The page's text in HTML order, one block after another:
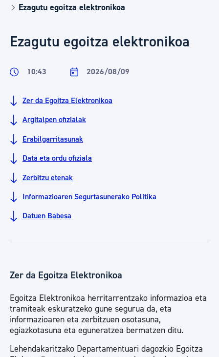
Ezagutu egoitza elektronikoa
Ezagutu egoitza elektronikoa
10:43 2026/08/09
Zer da Egoitza Elektronikoa
Argitalpen ofizialak
Erabilgarritasunak
Data eta ordu ofiziala
Zerbitzu etenak
Informazioaren Segurtasunerako Politika
Datuen Babesa
Zer da Egoitza Elektronikoa
Egoitza Elektronikoa herritarrentzako informazioa eta
tramiteak eskuratzeko gune segurua da, eta
informazioaren eta zerbitzuen osotasuna,
egiazkotasuna eta eguneratzea bermatzen ditu.
Lehendakaritzako Departamentuari dagozkio Egoitza